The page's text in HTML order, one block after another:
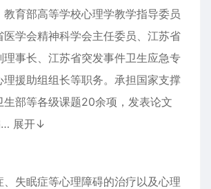
育部高等学校心理学教学指导委员
医学会精神科学会主任委员、江苏省
理事长、江苏省突发事件卫生应急专
理援助组组长等职务。承担国家支撑
生部等各级课题20余项，发表论文
… 展开↓
失眠症等心理障碍的治疗以及心理